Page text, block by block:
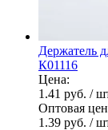
Держатель
К01116
Цена:
1.41 руб. /
Оптовая
1.39 руб. /